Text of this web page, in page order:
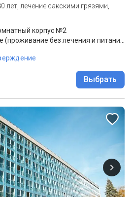
лет, лечение сакскими грязями,
корпус №2
Выбрать